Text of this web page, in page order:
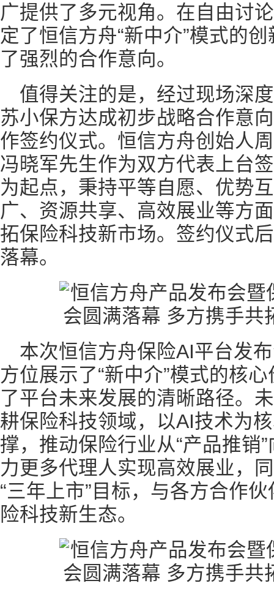
广提供了多元视角。在自由讨
定了恒信方舟“新中介”模式的
了强烈的合作意向。
值得关注的是，经过现场深
苏小保方达成初步战略合作意
作签约仪式。恒信方舟创始人
冯晓军先生作为双方代表上台
为起点，秉持平等自愿、优势
广、资源共享、高效展业等方
拓保险科技新市场。签约仪式
落幕。
本次恒信方舟保险AI平台发
方位展示了“新中介”模式的核
了平台未来发展的清晰路径。
耕保险科技领域，以AI技术为
撑，推动保险行业从“产品推销
力更多代理人实现高效展业，
“三年上市”目标，与各方合作
险科技新生态。